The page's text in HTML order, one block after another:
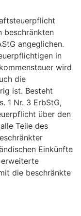
beschränkten
angeglichen.
in
wird
die
ist. Besteht
1 Nr. 3 ErbStG,
über den
Teile des
Einkünfte
erweiterte
die beschränkte